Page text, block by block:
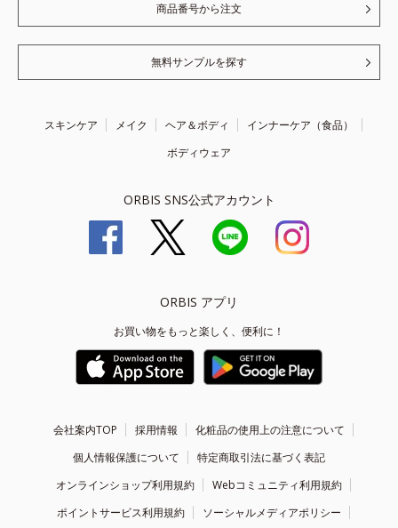
商品番号から注文
無料サンプルを探す
スキンケア メイク ヘア＆ボディ
インナーケア（食品）
ボディウェア
ORBIS SNS公式アカウント
ORBIS アプリ
お買い物をもっと楽しく、便利に！
会社案内TOP 採用情報
化粧品の使用上の注意について
個人情報保護について
特定商取引法に基づく表記
オンラインショップ利用規約
Webコミュニティ利用規約
ポイントサービス利用規約
ソーシャルメディアポリシー